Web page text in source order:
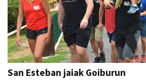
San Esteban jaiak Goiburun